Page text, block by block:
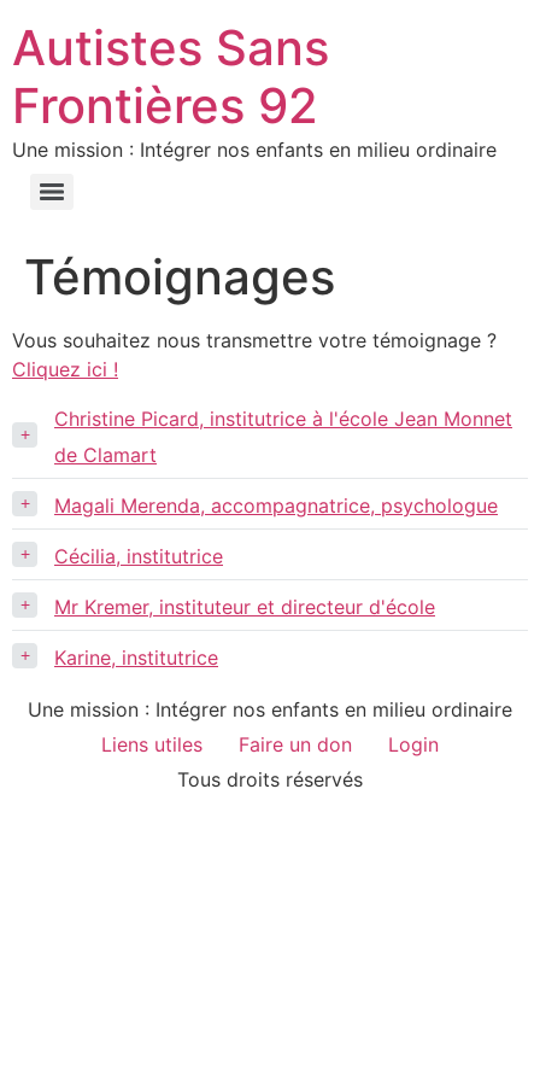
Autistes Sans
Frontières 92
Une mission : Intégrer nos enfants en milieu ordinaire
Témoignages
Vous souhaitez nous transmettre votre témoignage ?
Cliquez ici !
+
Christine Picard, institutrice à l'école Jean Monnet
de Clamart
+ Magali Merenda, accompagnatrice, psychologue
+ Cécilia, institutrice
+ Mr Kremer, instituteur et directeur d'école
+ Karine, institutrice
Une mission : Intégrer nos enfants en milieu ordinaire
Liens utiles
Faire un don
Login
Tous droits réservés